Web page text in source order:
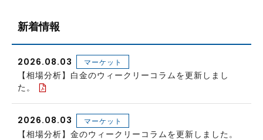
新着情報
2026.08.03 マーケット
【相場分析】白金のウィークリーコラムを更新しまし
た。
2026.08.03 マーケット
【相場分析】金のウィークリーコラムを更新しました。